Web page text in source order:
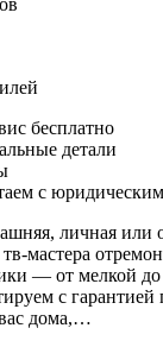
бесплатно
детали
с
личная или
мастера
— от мелкой
с гарантией
дома,…